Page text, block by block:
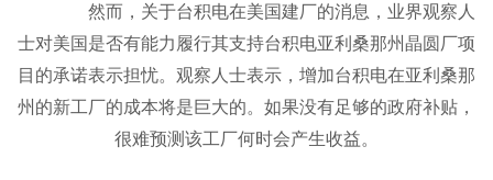
然而，关于台积电在美国建厂的消息，业界观察人
士对美国是否有能力履行其支持台积电亚利桑那州晶圆厂项
目的承诺表示担忧。观察人士表示，增加台积电在亚利桑那
州的新工厂的成本将是巨大的。如果没有足够的政府补贴，
很难预测该工厂何时会产生收益。